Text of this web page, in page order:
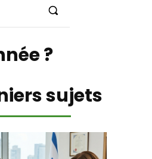
?
sujets